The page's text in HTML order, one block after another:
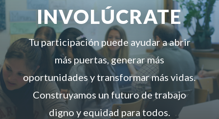
INVOLÚCRATE
Tu participación puede ayudar a abrir
más puertas, generar más
oportunidades y transformar más vidas.
Construyamos un futuro de trabajo
digno y equidad para todos.